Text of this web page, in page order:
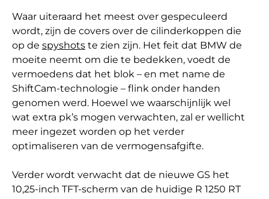
Waar uiteraard het meest over gespeculeerd
wordt, zijn de covers over de cilinderkoppen die
op de spyshots te zien zijn. Het feit dat BMW de
moeite neemt om die te bedekken, voedt de
vermoedens dat het blok – en met name de
ShiftCam-technologie – flink onder handen
genomen werd. Hoewel we waarschijnlijk wel
wat extra pk’s mogen verwachten, zal er wellicht
meer ingezet worden op het verder
optimaliseren van de vermogensafgifte.
Verder wordt verwacht dat de nieuwe GS het
10,25-inch TFT-scherm van de huidige R 1250 RT